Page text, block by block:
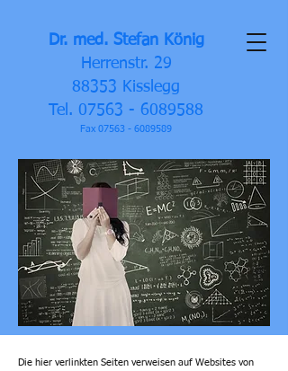
Dr. med. Stefan König
Herrenstr. 29
88353 Kisslegg
Tel. 07563 - 6089588
Fax 07563 - 6089589
Die hier verlinkten Seiten verweisen auf Websites von